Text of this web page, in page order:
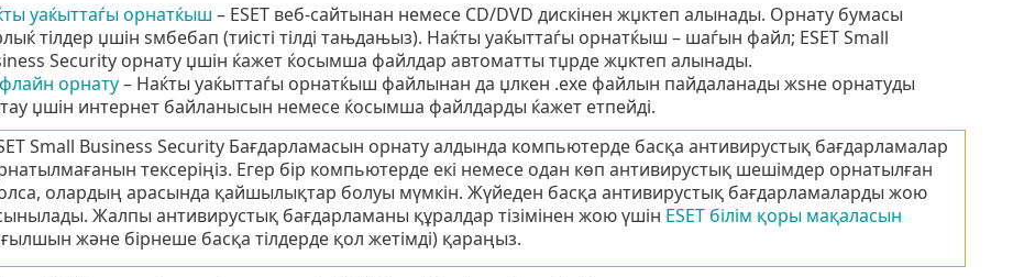
уаќыттаѓы орнатќыш – ESET веб-сайтынан немесе CD/DVD дискінен жџктеп алынады. Орнату бумасы
тілдер џшін ѕмбебап (тиісті тілді тањдањыз). Наќты уаќыттаѓы орнатќыш – шаѓын файл; ESET Small
Security орнату џшін ќажет ќосымша файлдар автоматты тџрде жџктеп алынады.
орнату– Наќты уаќыттаѓы орнатќыш файлынан да џлкен .exe файлын пайдаланады жѕне орнатуды
џшін интернет байланысын немесе ќосымша файлдарды ќажет етпейді.
Small Business Security Бағдарламасын орнату алдында компьютерде басқа антивирустық бағдарламалар
тексеріңіз. Егер бір компьютерде екі немесе одан көп антивирустық шешімдер орнатылған
олардың арасында қайшылықтар болуы мүмкін. Жүйеден басқа антивирустық бағдарламаларды жою
Жалпы антивирустық бағдарламаны құралдар тізімінен жою үшін ESET білім қоры мақаласын
және бірнеше басқа тілдерде қол жетімді) қараңыз.